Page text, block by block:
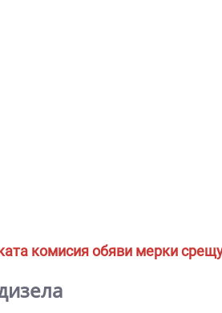
комисия обяви мерки